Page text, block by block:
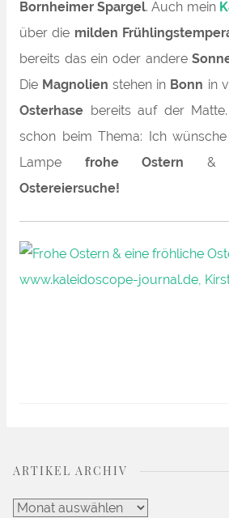
Bornheimer Spargel. Auch mein
über die milden
bereits das ein oder andere
Die Magnolienstehen in Bonn in
Osterhase bereits auf der
schon beim Thema:
Ich
Lampe frohe Ostern &
Ostereiersuche!
ARTIKEL ARCHIV
Artikel